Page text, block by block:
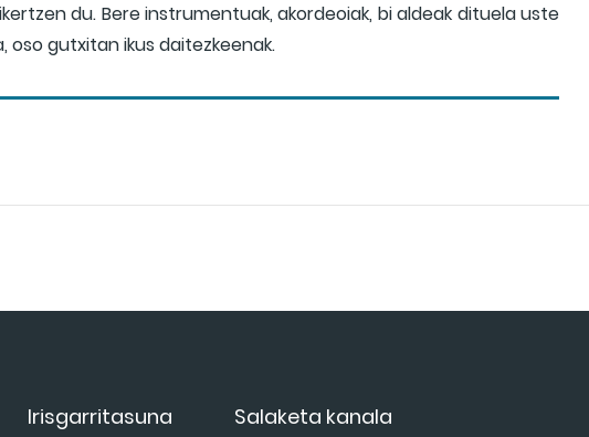
du. Bere instrumentuak, akordeoiak, bi aldeak dituela uste
gutxitan ikus daitezkeenak.
Irisgarritasuna Salaketa kanala